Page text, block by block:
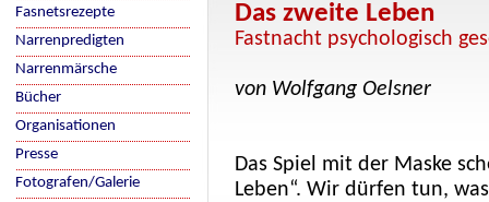
Das zweite Leben
Fastnacht psychologisch
von Wolfgang Oelsner
Das Spiel mit der Maske
Leben“. Wir dürfen tun,
Fasnetsrezepte
Narrenpredigten
Narrenmärsche
Bücher
Organisationen
Presse
Fotografen/Galerie